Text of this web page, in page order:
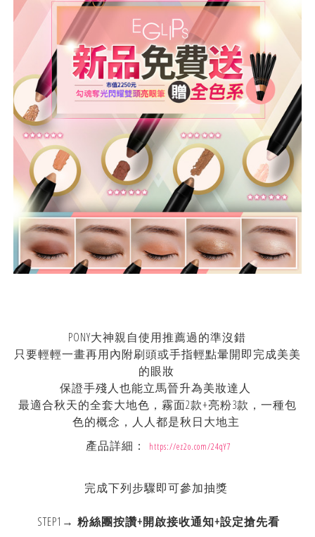
PONY大神親自使用推薦過的準沒錯
只要輕輕一畫再用內附刷頭或手指輕點暈開即完成美美
的眼妝
保證手殘人也能立馬晉升為美妝達人
最適合秋天的全套大地色，霧面2款+亮粉3款，一種包
色的概念，人人都是秋日大地主
產品詳細：
https://ez2o.com/24qY7
完成下列步驟即可參加抽獎
STEP1→ 粉絲團按讚+開啟接收通知+設定搶先看